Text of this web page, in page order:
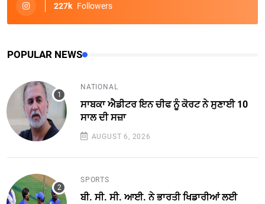
227k Followers
POPULAR NEWS
NATIONAL
ਸਾਬਕਾ ਐਡੀਟਰ ਇਨ ਚੀਫ ਨੂੰ ਕੋਰਟ ਨੇ ਸੁਣਾਈ 10
ਸਾਲ ਦੀ ਸਜ਼ਾ
AUGUST 6, 2026
SPORTS
ਬੀ. ਸੀ. ਸੀ. ਆਈ. ਨੇ ਭਾਰਤੀ ਖਿਡਾਰੀਆਂ ਲਈ